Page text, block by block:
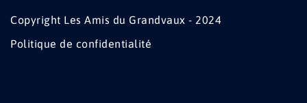
Copyright Les Amis du Grandvaux - 2024
Politique de confidentialité